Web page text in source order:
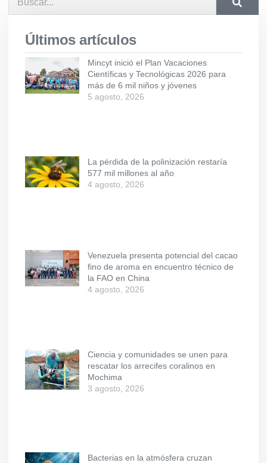
Últimos artículos
Mincyt inició el Plan Vacaciones
Científicas y Tecnológicas 2026 para
más de 6 mil niños y jóvenes
5 agosto, 2026
La pérdida de la polinización restaría
577 mil millones al año
4 agosto, 2026
Venezuela presenta potencial del cacao
fino de aroma en encuentro técnico de
la FAO en China
4 agosto, 2026
Ciencia y comunidades se unen para
rescatar los arrecifes coralinos en
Mochima
3 agosto, 2026
Bacterias en la atmósfera cruzan